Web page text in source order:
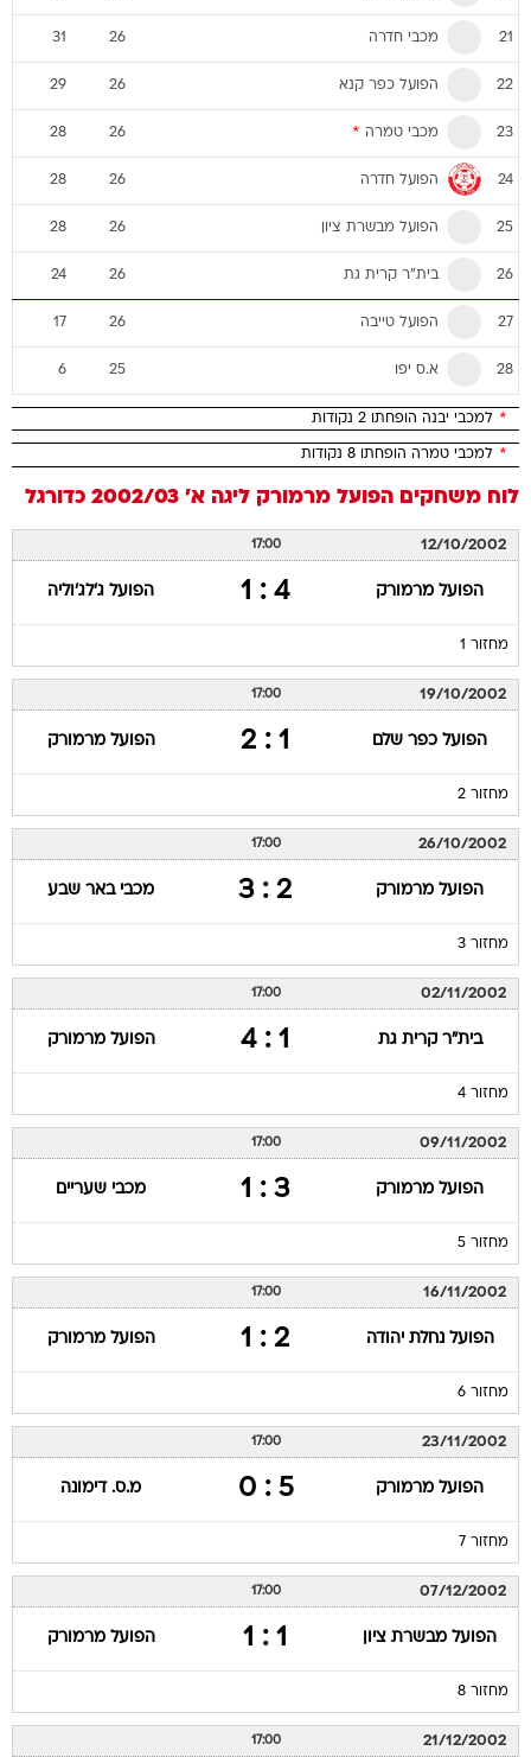
21 מכבי חדרה 26
31
22 הפועל כפר קנא 26
29
23 מכבי טמרה *
26
28
24 הפועל חדרה 26
28
25 הפועל מבשרת ציון 26
28
26 בית"ר קרית גת 26
24
27 הפועל טייבה 26
17
28 א.ס יפו 25
6
* למכבי יבנה הופחתו 2 נקודות
* למכבי טמרה הופחתו 8 נקודות
לוח משחקים הפועל מרמורק ליגה א' 2002/03 כדורגל
12/10/2002
17:00
הפועל מרמורק 4 : 1 הפועל ג'לג'וליה
מחזור 1
19/10/2002
17:00
הפועל כפר שלם 1 : 2 הפועל מרמורק
מחזור 2
26/10/2002
17:00
הפועל מרמורק 2 : 3 מכבי באר שבע
מחזור 3
02/11/2002
17:00
בית"ר קרית גת 1 : 4 הפועל מרמורק
מחזור 4
09/11/2002
17:00
הפועל מרמורק 3 : 1 מכבי שעריים
מחזור 5
16/11/2002
17:00
הפועל נחלת יהודה 2 : 1 הפועל מרמורק
מחזור 6
23/11/2002
17:00
הפועל מרמורק 5 : 0 מ.ס. דימונה
מחזור 7
07/12/2002
17:00
הפועל מבשרת ציון 1 : 1 הפועל מרמורק
מחזור 8
21/12/2002
17:00